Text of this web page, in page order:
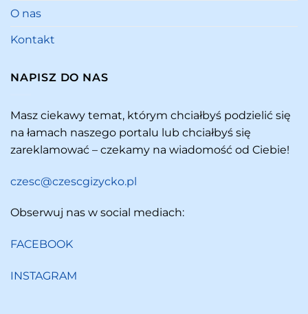
O nas
Kontakt
NAPISZ DO NAS
Masz ciekawy temat, którym chciałbyś podzielić się
na łamach naszego portalu lub chciałbyś się
zareklamować – czekamy na wiadomość od Ciebie!
czesc@czescgizycko.pl
Obserwuj nas w social mediach:
FACEBOOK
INSTAGRAM